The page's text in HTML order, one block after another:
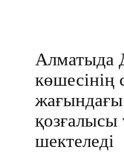
Алматыда
көшесінің
жағындағы
шектеледі